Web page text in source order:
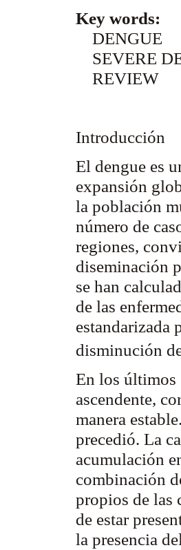
Key words:
DENGUE
SEVERE
REVIEW
Introducción
El dengue es
expansión
la población
número de
regiones,
diseminación
se han
de las
estandarizada
disminución
En los últimos
ascendente,
manera
precedió. La
acumulación
combinación
propios de las
de estar
la presencia